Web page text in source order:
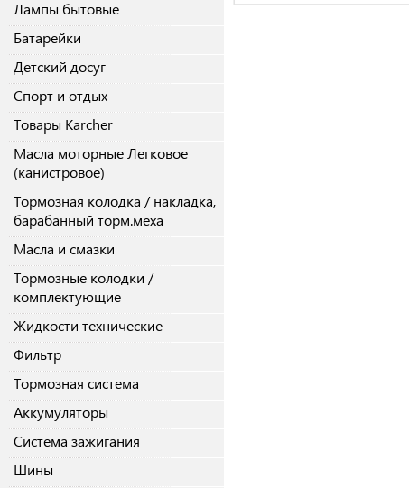
Лампы бытовые
Батарейки
Детский досуг
Спорт и отдых
Товары Karcher
Масла моторные Легковое
(канистровое)
Тормозная колодка / накладка,
барабанный торм.меха
Масла и смазки
Тормозные колодки /
комплектующие
Жидкости технические
Фильтр
Тормозная система
Аккумуляторы
Система зажигания
Шины